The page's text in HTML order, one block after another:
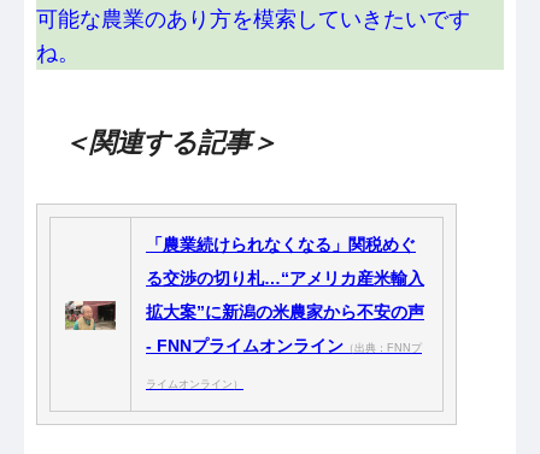
可能な農業のあり方を模索していきたいです
ね。
＜関連する記事＞
「農業続けられなくなる」関税めぐ
る交渉の切り札…“アメリカ産米輸入
拡大案”に新潟の米農家から不安の声
- FNNプライムオンライン （出典：FNNプ
ライムオンライン）